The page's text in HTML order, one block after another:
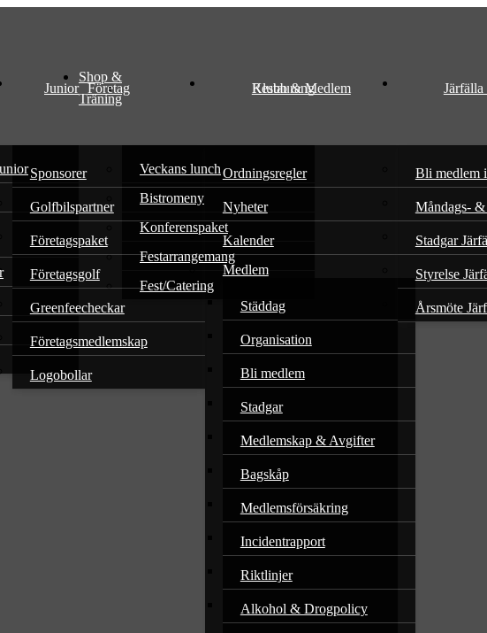
Företag
Sponsorer
Golfbilspartner
Företagspaket
Företagsgolf
Greenfeecheckar
Företagsmedlemskap
Logobollar
Klubb & Medlem
Ordningsregler
Nyheter
Kalender
Medlem
Städdag
Organisation
Bli medlem
Stadgar
Medlemskap & Avgifter
Bagskåp
Medlemsförsäkring
Incidentrapport
Riktlinjer
Alkohol & Drogpolicy
Bli medlem
Måndags-
Stadgar
Styrelse
Årsmöte
Junior
Shop &
Träning
Restaurang
Veckans lunch
Bistromeny
Konferenspaket
Festarrangemang
Fest/Catering